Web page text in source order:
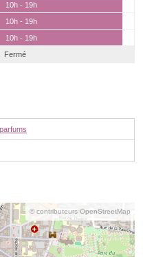
10h - 19h
10h - 19h
10h - 19h
Fermé
© contributeurs OpenStreetMap